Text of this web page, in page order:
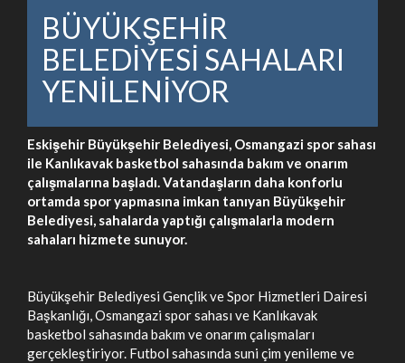
BÜYÜKŞEHİR
BELEDİYESİ SAHALARI
YENİLENİYOR
Eskişehir Büyükşehir Belediyesi, Osmangazi spor sahası
ile Kanlıkavak basketbol sahasında bakım ve onarım
çalışmalarına başladı. Vatandaşların daha konforlu
ortamda spor yapmasına imkan tanıyan Büyükşehir
Belediyesi, sahalarda yaptığı çalışmalarla modern
sahaları hizmete sunuyor.
Büyükşehir Belediyesi Gençlik ve Spor Hizmetleri Dairesi
Başkanlığı, Osmangazi spor sahası ve Kanlıkavak
basketbol sahasında bakım ve onarım çalışmaları
gerçekleştiriyor. Futbol sahasında suni çim yenileme ve